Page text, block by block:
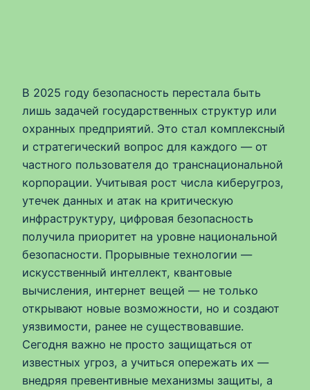
В 2025 году безопасность перестала быть
лишь задачей государственных структур или
охранных предприятий. Это стал комплексный
и стратегический вопрос для каждого — от
частного пользователя до транснациональной
корпорации. Учитывая рост числа киберугроз,
утечек данных и атак на критическую
инфраструктуру, цифровая безопасность
получила приоритет на уровне национальной
безопасности. Прорывные технологии —
искусственный интеллект, квантовые
вычисления, интернет вещей — не только
открывают новые возможности, но и создают
уязвимости, ранее не существовавшие.
Сегодня важно не просто защищаться от
известных угроз, а учиться опережать их —
внедряя превентивные механизмы защиты, а